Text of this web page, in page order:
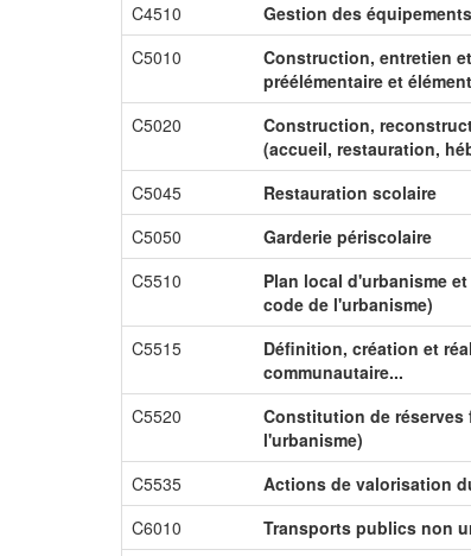
C4510 Gestion des
C5010
Construction, entretien
préélémentaire et
C5020
Construction,
(accueil, restauration,
C5045 Restauration scolaire
C5050 Garderie périscolaire
C5510
Plan local d'urbanisme
code de l'urbanisme)
C5515
Définition, création et
communautaire...
C5520
Constitution de réserves
l'urbanisme)
C5535 Actions de valorisation
C6010 Transports publics non